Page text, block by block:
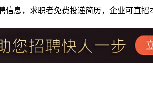
息，求职者免费投递简历，企业可直